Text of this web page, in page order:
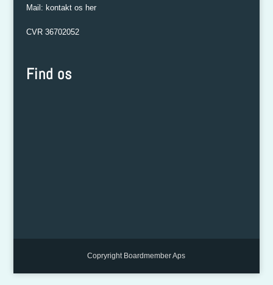
Mail: kontakt os her
CVR 36702052
Find os
Copryright Boardmember Aps